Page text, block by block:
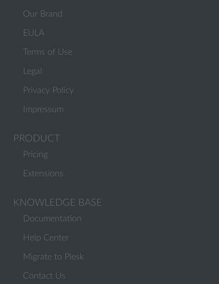
Our Brand
EULA
Terms of Use
Legal
Privacy Policy
Impressum
PRODUCT
Pricing
Extensions
KNOWLEDGE BASE
Documentation
Help Center
Migrate to Plesk
Contact Us